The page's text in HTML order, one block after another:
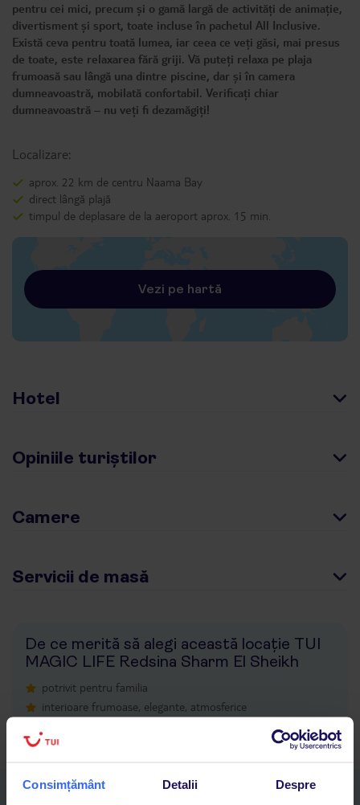
Consimțământ Detalii Despre
pentru cei mici, precum și o gamă largă de activități de animație,
divertisment și sport, toate incluse în pachetul All Inclusive.
Există ceva pentru toată lumea, iar ceea ce veți găsi, mai presus
de toate, este relaxarea fără griji. Vă puteți relaxa pe plaja
frumoasă sau lângă una dintre piscine, dar și în camera
dumneavoastră, mobilată confortabil. Verificați chiar
dumneavoastră – nu veți fi dezamăgiți!
Localizare:
aprox. 22 km de centru Naama Bay
direct lângă plajă
timpul de deplasare de la aeroport aprox. 15 min.
Vezi pe hartă
Hotel
Opiniile turiștilor
Camere
Servicii de masă
De ce merită să alegi această locație TUI
MAGIC LIFE Redsina Sharm El Sheikh
potrivit pentru familia
interioare frumoase, elegante, atmosferice
Descarcă acum aplicația TUI